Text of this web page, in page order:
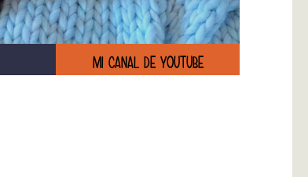
MI CANAL DE YOUTUBE